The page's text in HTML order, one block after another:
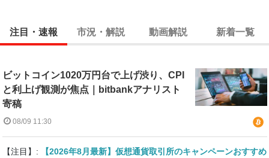
注目・速報 市況・解説 動画解説 新着一覧
ビットコイン1020万円台で上げ渋り、CPI
と利上げ観測が焦点｜bitbankアナリスト
寄稿
08/09 11:30
【注目】:
【2026年8月最新】仮想通貨取引所のキャンペーンおすすめ